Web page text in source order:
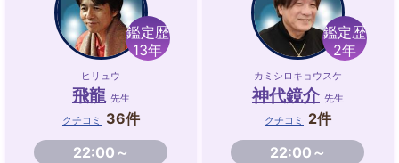
鑑定歴
13年
ヒリュウ
飛龍 先生
クチコミ
36件
22:00～
鑑定歴
2年
カミシロキョウスケ
神代鏡介 先生
クチコミ
2件
22:00～